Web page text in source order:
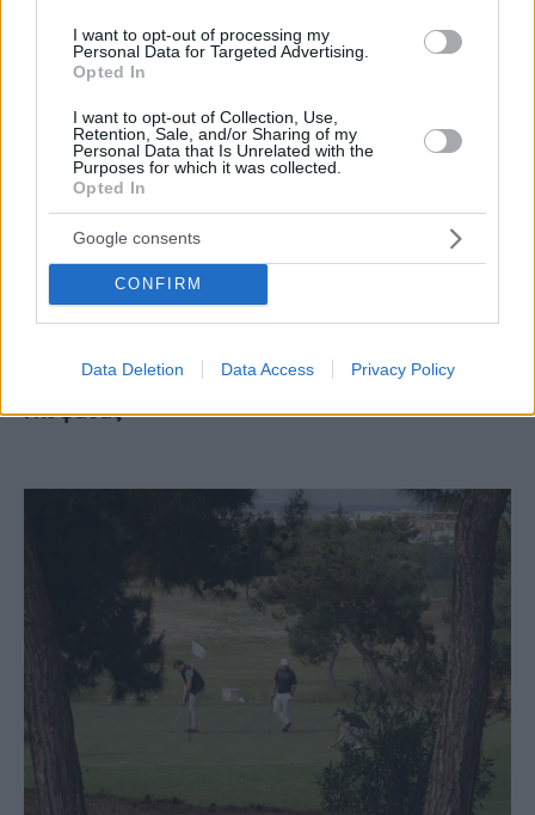
I want to opt-out of processing my
Personal Data for Targeted Advertising.
Opted In
I want to opt-out of Collection, Use,
Retention, Sale, and/or Sharing of my
Personal Data that Is Unrelated with the
Purposes for which it was collected.
Opted In
Google consents
CONFIRM
Data Deletion Data Access Privacy Policy
LIFE
Glyfada Maritime Pro-Am: Έρχεται το πρώτο
ναυτιλιακό τουρνουά Pro-Am στον Δήμο
Γλυφάδας